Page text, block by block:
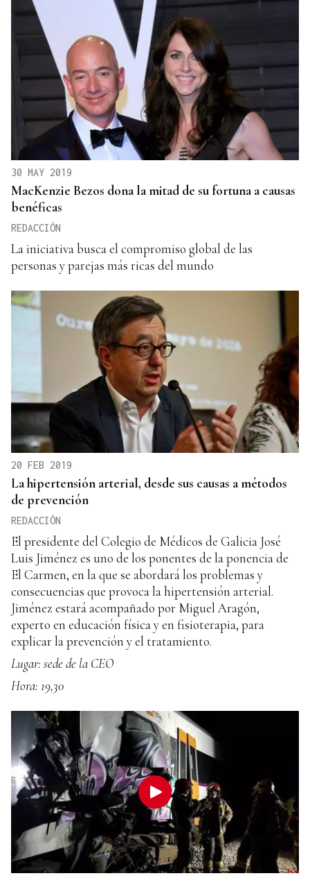
30 MAY 2019
MacKenzie Bezos dona la mitad de su fortuna a causas
benéficas
REDACCIÓN
La iniciativa busca el compromiso global de las
personas y parejas más ricas del mundo
20 FEB 2019
La hipertensión arterial, desde sus causas a métodos
de prevención
REDACCIÓN
El presidente del Colegio de Médicos de Galicia José
Luis Jiménez es uno de los ponentes de la ponencia de
El Carmen, en la que se abordará los problemas y
consecuencias que provoca la hipertensión arterial.
Jiménez estará acompañado por Miguel Aragón,
experto en educación física y en fisioterapia, para
explicar la prevención y el tratamiento.
Lugar: sede de la CEO
Hora: 19,30